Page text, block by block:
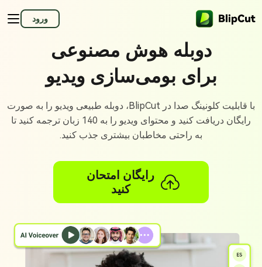
ورود
دوبله هوش مصنوعی
برای بومی‌سازی ویدیو
با قابلیت کلونینگ صدا در BlipCut، دوبله طبیعی ویدیو را به صورت
رایگان دریافت کنید و محتوای ویدیو را به 140 زبان ترجمه کنید تا
به راحتی مخاطبان بیشتری جذب کنید.
رایگان امتحان
کنید